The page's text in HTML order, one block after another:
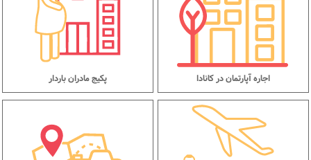
اجاره آپارتمان در کانادا پکیج مادران باردار